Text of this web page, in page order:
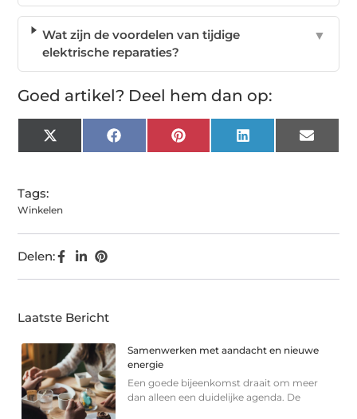
Wat zijn de voordelen van tijdige
elektrische reparaties?
▼
Goed artikel? Deel hem dan op:
X
(Twitter)
FacebookPinterest LinkedIn Email
Tags:
Winkelen
Delen:
Laatste Bericht
Samenwerken met aandacht en nieuwe
energie
Een goede bijeenkomst draait om meer
dan alleen een duidelijke agenda. De